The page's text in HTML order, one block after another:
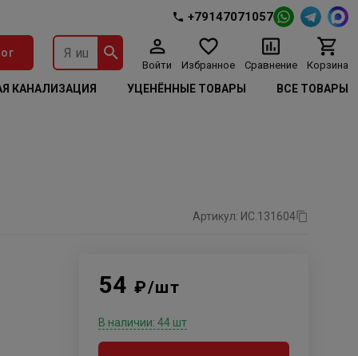
+79147071057
Войти Избранное Сравнение Корзина
КАНАЛИЗАЦИЯ УЦЕНЁННЫЕ ТОВАРЫ ВСЕ ТОВАРЫ
Артикул: ИС.131604
54₽/шт
В наличии: 44 шт